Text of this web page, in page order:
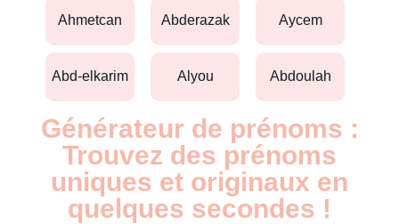
ahmetcan abderazak aycem
abd-elkarim alyou abdoulah
Générateur de prénoms :
Trouvez des prénoms
uniques et originaux en
quelques secondes !